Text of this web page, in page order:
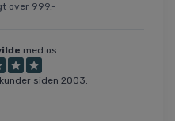
over 999,-
med os
kunder siden 2003.